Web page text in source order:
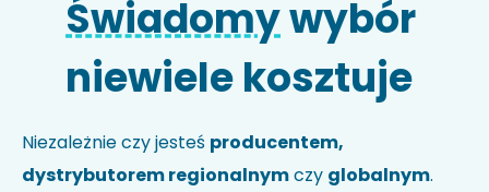
Kod HS
wyszukiwarce kodów.
Uwagi
Świadomywybór
niewiele kosztuje
Niezależnie czy jesteś producentem,
dystrybutorem regionalnymczy globalnym.